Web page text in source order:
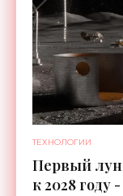
ТЕХНОЛОГИИ
Первый
к 2028 году